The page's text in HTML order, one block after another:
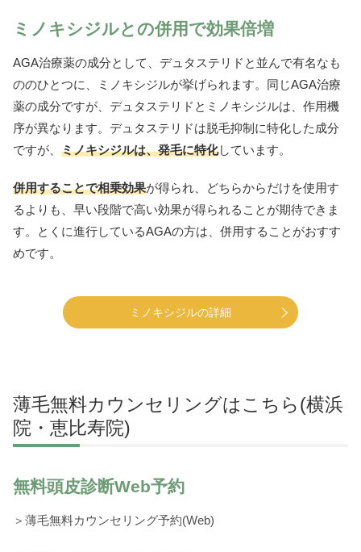
ミノキシジルとの併用で効果倍増
AGA治療薬の成分として、デュタステリドと並んで有名なも
ののひとつに、ミノキシジルが挙げられます。同じAGA治療
薬の成分ですが、デュタステリドとミノキシジルは、作用機
序が異なります。デュタステリドは脱毛抑制に特化した成分
ですが、 ミノキシジルは、発毛に特化しています。
併用することで相乗効果が得られ、どちらからだけを使用す
るよりも、早い段階で高い効果が得られることが期待できま
す。とくに進行しているAGAの方は、併用することがおすす
めです。
ミノキシジルの詳細
薄毛無料カウンセリングはこちら(横浜
院・恵比寿院)
無料頭皮診断Web予約
＞薄毛無料カウンセリング予約(Web)